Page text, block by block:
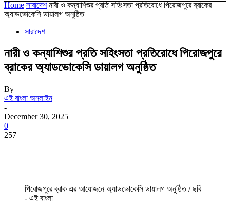
Home সারাদেশ নারী ও কন্যাশিশুর প্রতি সহিংসতা প্রতিরোধে পিরোজপুরে ব্রাকের
অ্যাডভোকেসি ডায়ালগ অনুষ্ঠিত
সারাদেশ
নারী ও কন্যাশিশুর প্রতি সহিংসতা প্রতিরোধে পিরোজপুরে
ব্রাকের অ্যাডভোকেসি ডায়ালগ অনুষ্ঠিত
By
এই বাংলা অনলাইন
-
December 30, 2025
0
257
পিরোজপুরে ব্রাক এর আয়োজনে অ্যাডভোকেসি ডায়ালগ অনুষ্ঠিত / ছবি
- এই বাংলা